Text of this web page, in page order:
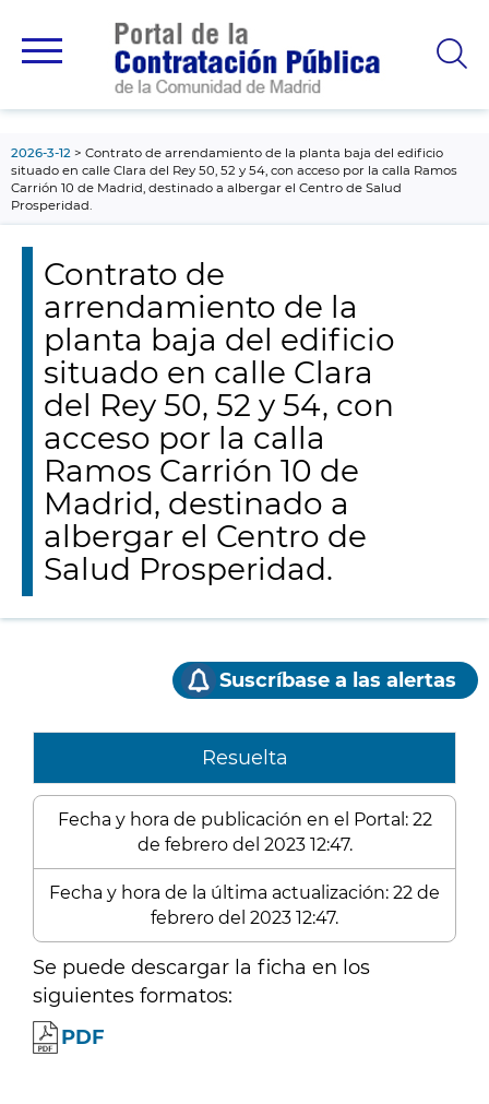
principal
2026-3-12
Contrato de arrendamiento de la planta baja del edificio
situado en calle Clara del Rey 50, 52 y 54, con acceso por la calla Ramos
Carrión 10 de Madrid, destinado a albergar el Centro de Salud
Prosperidad.
Contrato de
arrendamiento de la
planta baja del edificio
situado en calle Clara
del Rey 50, 52 y 54, con
acceso por la calla
Ramos Carrión 10 de
Madrid, destinado a
albergar el Centro de
Salud Prosperidad.
Suscríbase a las alertas
Resuelta
Fecha y hora de publicación en el Portal: 22
de febrero del 2023 12:47.
Fecha y hora de la última actualización: 22 de
febrero del 2023 12:47.
Se puede descargar la ficha en los
siguientes formatos:
PDF